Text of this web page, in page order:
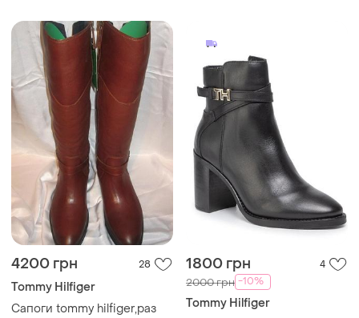
4200 грн 28
Tommy Hilfiger
Сапоги tommy hilfiger,раз
1800 грн 4
2000 грн -10%
Tommy Hilfiger